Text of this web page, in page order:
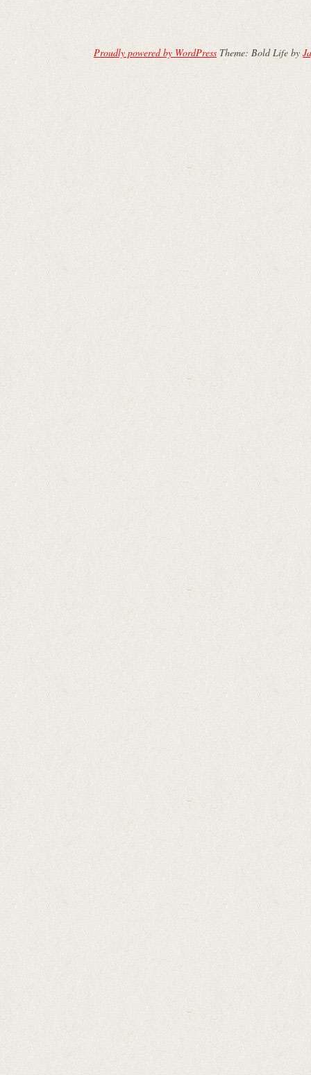
Proudly powered by WordPress Theme: Bold Life by